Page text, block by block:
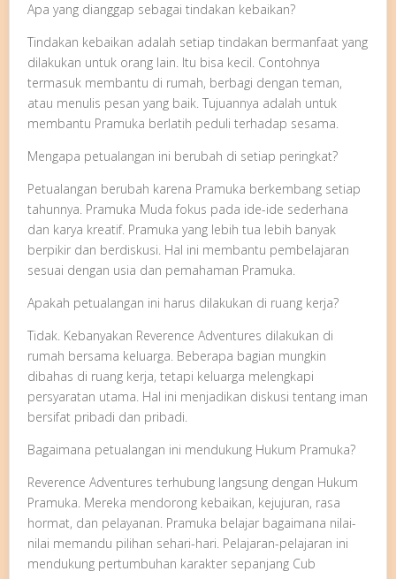
Apa yang dianggap sebagai tindakan kebaikan?
Tindakan kebaikan adalah setiap tindakan bermanfaat yang
dilakukan untuk orang lain. Itu bisa kecil. Contohnya
termasuk membantu di rumah, berbagi dengan teman,
atau menulis pesan yang baik. Tujuannya adalah untuk
membantu Pramuka berlatih peduli terhadap sesama.
Mengapa petualangan ini berubah di setiap peringkat?
Petualangan berubah karena Pramuka berkembang setiap
tahunnya. Pramuka Muda fokus pada ide-ide sederhana
dan karya kreatif. Pramuka yang lebih tua lebih banyak
berpikir dan berdiskusi. Hal ini membantu pembelajaran
sesuai dengan usia dan pemahaman Pramuka.
Apakah petualangan ini harus dilakukan di ruang kerja?
Tidak. Kebanyakan Reverence Adventures dilakukan di
rumah bersama keluarga. Beberapa bagian mungkin
dibahas di ruang kerja, tetapi keluarga melengkapi
persyaratan utama. Hal ini menjadikan diskusi tentang iman
bersifat pribadi dan pribadi.
Bagaimana petualangan ini mendukung Hukum Pramuka?
Reverence Adventures terhubung langsung dengan Hukum
Pramuka. Mereka mendorong kebaikan, kejujuran, rasa
hormat, dan pelayanan. Pramuka belajar bagaimana nilai-
nilai memandu pilihan sehari-hari. Pelajaran-pelajaran ini
mendukung pertumbuhan karakter sepanjang Cub